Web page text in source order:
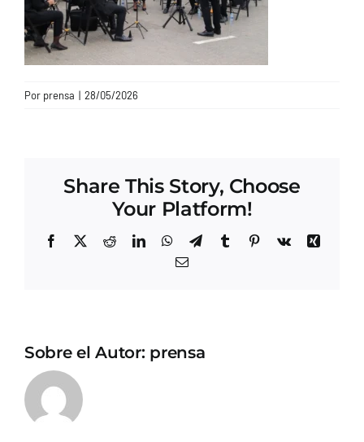
Por prensa | 28/05/2026
Share This Story, Choose
Your Platform!
Facebook
X RedditLinkedInWhatsApp
TelegramTumblrPinterest
Vk
Xing
Correo
Sobre el Autor: prensa